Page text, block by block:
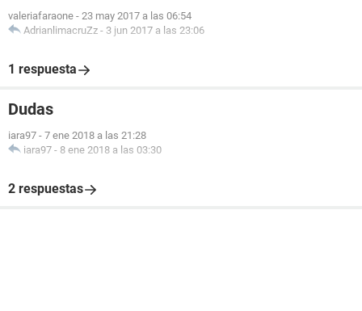
valeriafaraone - 23 may 2017 a las 06:54
AdrianlimacruZz - 3 jun 2017 a las 23:06
1 respuesta
Dudas
iara97 - 7 ene 2018 a las 21:28
iara97 - 8 ene 2018 a las 03:30
2 respuestas